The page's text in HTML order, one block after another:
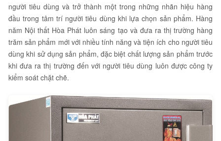
người tiêu dùng và trở thành một trong những nhãn hiệu hàng
đầu trong tâm trí người tiêu dùng khi lựa chọn sản phẩm. Hàng
năm Nội thất Hòa Phát luôn sáng tạo và đưa ra thị trường hàng
trăm sản phẩm mới với nhiều tính năng và tiện ích cho người tiêu
dùng khi sử dụng sản phẩm, đặc biệt chất lượng sản phẩm trước
khi đưa ra thị trường đến với người tiêu dùng luôn được công ty
kiểm soát chặt chẽ.